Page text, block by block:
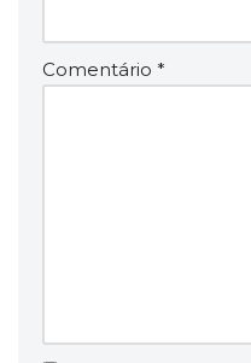
Comentário *